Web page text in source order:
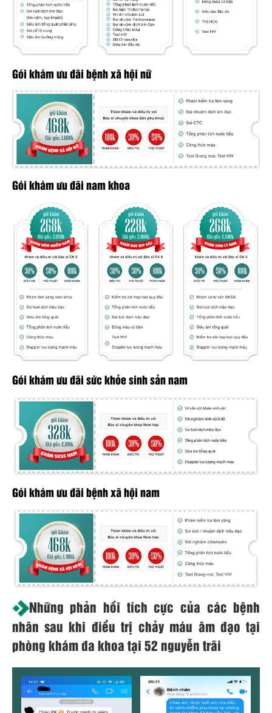
Gói khám ưu đãi bệnh xã hội nữ
Gói khám ưu đãi nam khoa
Gói khám ưu đãi sức khỏe sinh sản nam
Gói khám ưu đãi bệnh xã hội nam
Những phản hồi tích cực của các bệnh
nhân sau khi điều trị chảy máu âm đạo tại
phòng khám đa khoa tại 52 nguyễn trãi